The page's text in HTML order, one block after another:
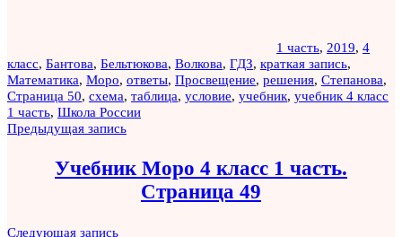
1 часть, 2019, 4
класс, Бантова, Бельтюкова, Волкова, ГДЗ, краткая запись,
Математика, Моро, ответы, Просвещение, решения, Степанова,
Страница 50, схема, таблица, условие, учебник, учебник 4 класс
1 часть, Школа России
Навигация
записям
Предыдущая запись
Учебник Моро 4 класс 1 часть.
Страница 49
Следующая запись